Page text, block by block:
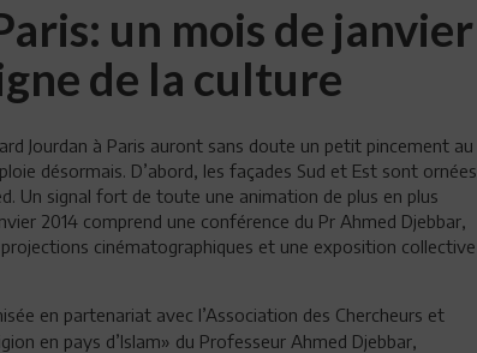
un mois de janvier
de la culture
Jourdan à Paris auront sans doute un petit pincement au
désormais. D’abord, les façades Sud et Est sont ornées
Un signal fort de toute une animation de plus en plus
2014 comprend une conférence du Pr Ahmed Djebbar,
cinématographiques et une exposition collective
en partenariat avec l’Association des Chercheurs et
en pays d’Islam» du Professeur Ahmed Djebbar,